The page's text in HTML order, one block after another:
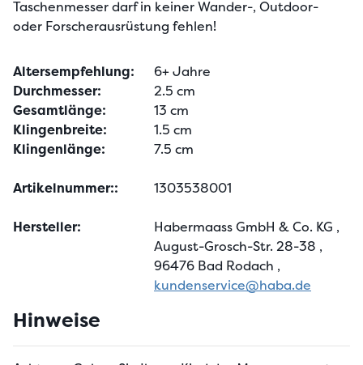
Taschenmesser darf in keiner Wander-, Outdoor-
oder Forscherausrüstung fehlen!
Altersempfehlung:
6+ Jahre
Durchmesser:
2.5 cm
Gesamtlänge:
13 cm
Klingenbreite:
1.5 cm
Klingenlänge:
7.5 cm
Artikelnummer:: 1303538001
Hersteller: Habermaass GmbH & Co. KG ,
August-Grosch-Str. 28-38 ,
96476 Bad Rodach ,
kundenservice@haba.de
Hinweise